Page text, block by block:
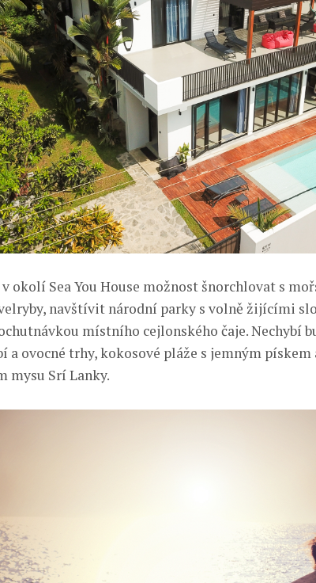
okolí Sea You House možnost šnorchlovat s
navštívit národní parky s volně žijícími
místního cejlonského čaje. Nechybí
a ovocné trhy, kokosové pláže s jemným pískem
mysu Srí Lanky.